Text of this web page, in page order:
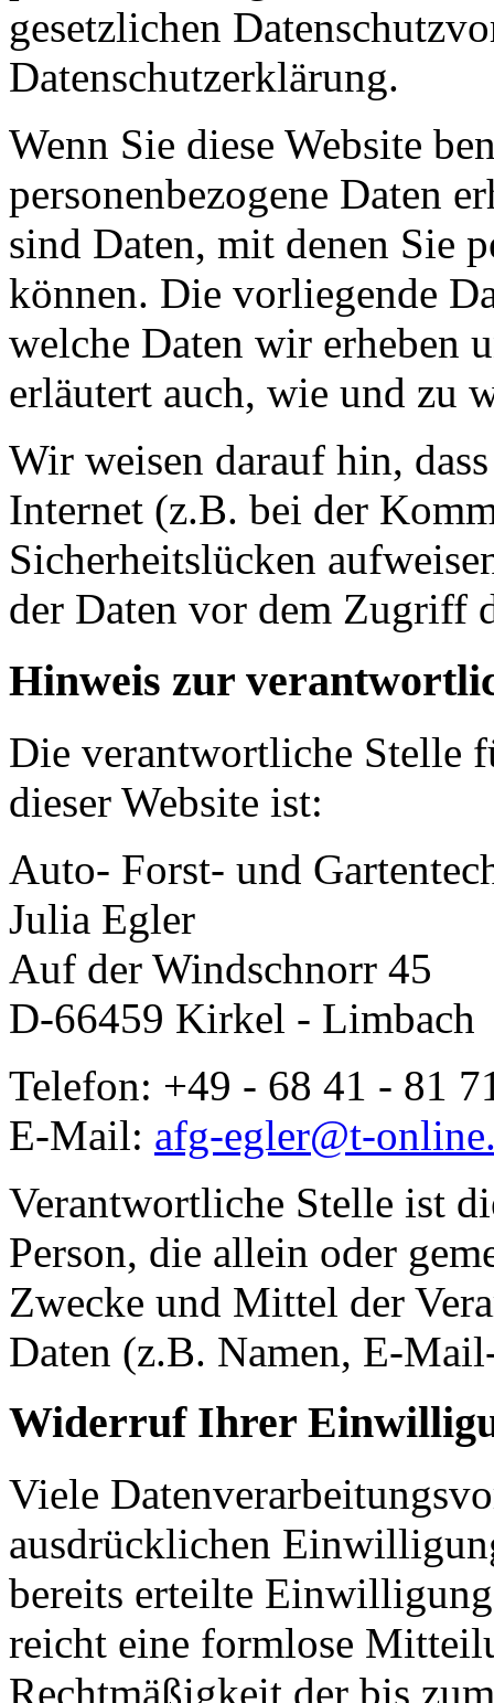
gesetzlichen
Datenschutzerklärung.
Wenn Sie diese Website
personenbezogene Daten
sind Daten, mit denen Sie
können. Die vorliegende
welche Daten wir erheben
erläutert auch, wie und zu
Wir weisen darauf hin,
Internet (z.B. bei der
Sicherheitslücken
der Daten vor dem Zugriff
Hinweis zur
Die verantwortliche Stelle
dieser Website ist:
Auto- Forst- und
Julia Egler
Auf der Windschnorr 45
D-66459 Kirkel - Limbach
Telefon: +49 - 68 41 - 81
E-Mail: afg-egler@t-
Verantwortliche Stelle ist
Person, die allein oder
Zwecke und Mittel der
Daten (z.B. Namen, E-
Widerruf Ihrer
Viele
ausdrücklichen
bereits erteilte
reicht eine formlose
Rechtmäßigkeit der bis